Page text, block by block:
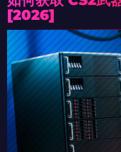
[2026]